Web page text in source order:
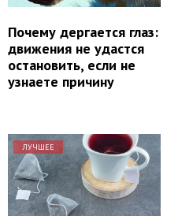
Почему дергается глаз:
движения не удастся
остановить, если не
узнаете причину
ЛУЧШЕЕ